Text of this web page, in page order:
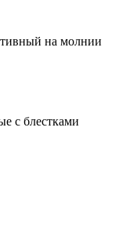
на молнии
с блестками